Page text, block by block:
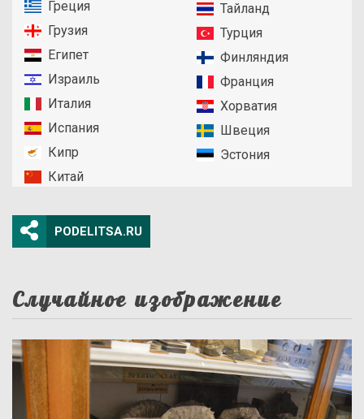
Греция
Грузия
Египет
Израиль
Италия
Испания
Кипр
Китай
Тайланд
Турция
Финляндия
Франция
Хорватия
Швеция
Эстония
PODELITSA.RU
Случайное изображение